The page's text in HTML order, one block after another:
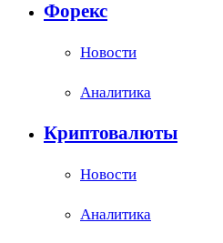
Форекс
Новости
Аналитика
Криптовалюты
Новости
Аналитика